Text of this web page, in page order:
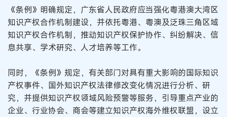
《条例》明确规定，广东省人民政府应当强化粤港澳大湾区
知识产权合作机制建设，并依托粤港、粤澳及泛珠三角区域
知识产权合作机制，推动知识产权保护协作、纠纷解决、信
息共享、学术研究、人才培养等工作。
同时，《条例》规定，有关部门对具有重大影响的国际知识
产权事件、国外知识产权法律修改变化情况进行分析、研
究，并提供知识产权领域风险预警等服务，引导重点产业的
企业、行业协会、商会等建立知识产权海外维权联盟，设立